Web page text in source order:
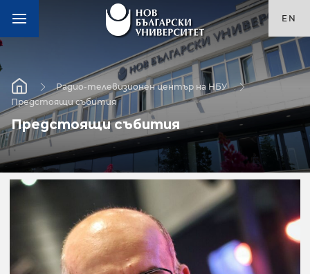
EN
Радио-телевизионен център на НБУ
Предстоящи събития
Предстоящи събития